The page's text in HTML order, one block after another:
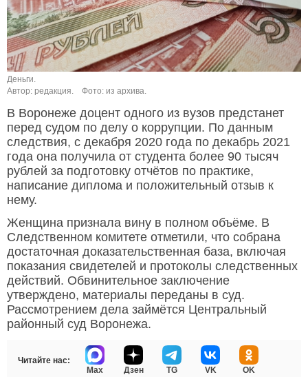
Деньги.
Автор: редакция.
Фото: из архива.
В Воронеже доцент одного из вузов предстанет
перед судом по делу о коррупции. По данным
следствия, с декабря 2020 года по декабрь 2021
года она получила от студента более 90 тысяч
рублей за подготовку отчётов по практике,
написание диплома и положительный отзыв к
нему.
Женщина признала вину в полном объёме. В
Следственном комитете отметили, что собрана
достаточная доказательственная база, включая
показания свидетелей и протоколы следственных
действий. Обвинительное заключение
утверждено, материалы переданы в суд.
Рассмотрением дела займётся Центральный
районный суд Воронежа.
Читайте нас:
Max
Дзен TG VK OK